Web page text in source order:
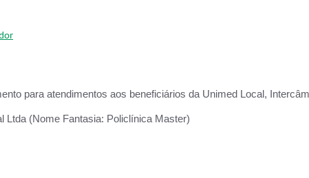
para atendimentos aos beneficiários da Unimed Local,
Ltda (Nome Fantasia: Policlínica Master)